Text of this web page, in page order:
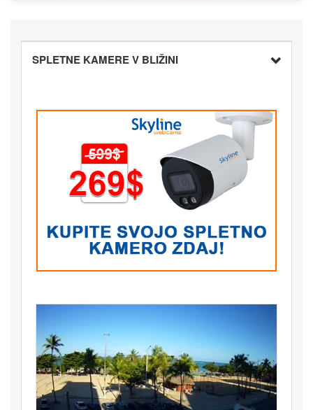
SPLETNE KAMERE V BLIŽINI